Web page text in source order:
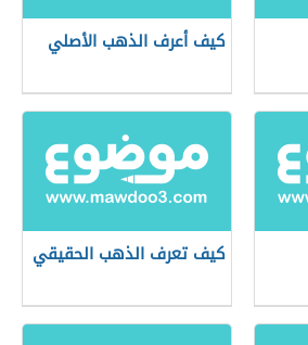
كيف أعرف الذهب الأصلي
كيف تعرف الذهب الحقيقي